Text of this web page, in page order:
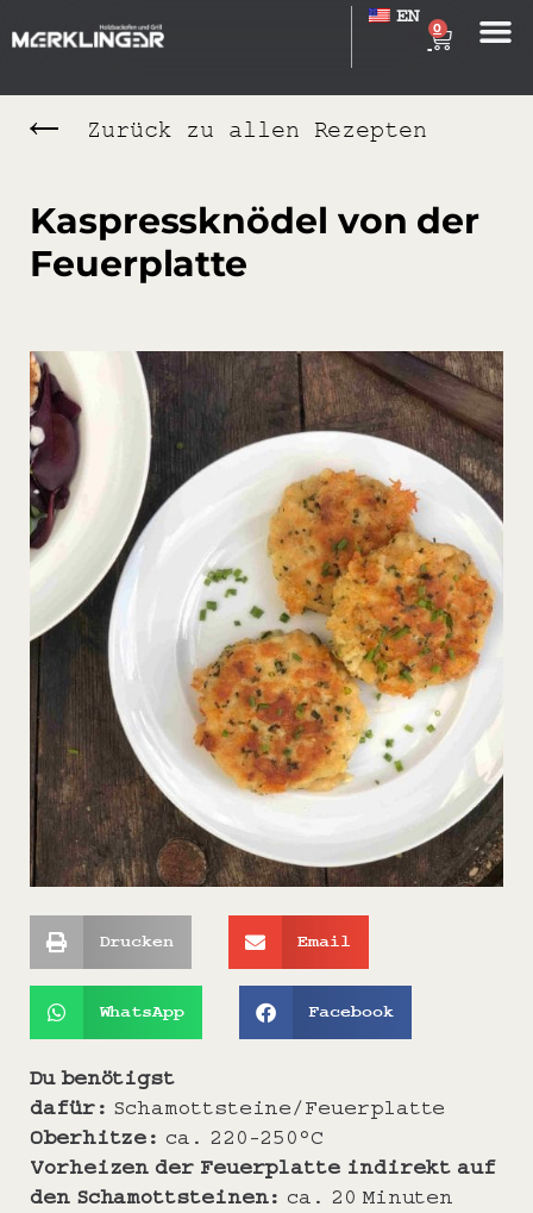
0
EN
Zurück zu allen Rezepten
Kaspressknödel von der
Feuerplatte
Drucken Email
WhatsApp Facebook
Du benötigst
dafür: Schamottsteine/Feuerplatte
Oberhitze: ca. 220-250°C
Vorheizen der Feuerplatte indirekt auf
den Schamottsteinen: ca. 20 Minuten